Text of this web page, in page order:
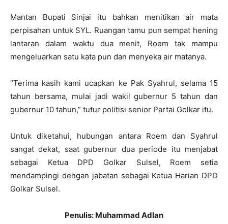
Mantan Bupati Sinjai itu bahkan menitikan air mata
perpisahan untuk SYL. Ruangan tamu pun sempat hening
lantaran dalam waktu dua menit, Roem tak mampu
mengeluarkan satu kata pun dan menyeka air matanya.
“Terima kasih kami ucapkan ke Pak Syahrul, selama 15
tahun bersama, mulai jadi wakil gubernur 5 tahun dan
gubernur 10 tahun,” tutur politisi senior Partai Golkar itu.
Untuk diketahui, hubungan antara Roem dan Syahrul
sangat dekat, saat gubernur dua periode itu menjabat
sebagai Ketua DPD Golkar Sulsel, Roem setia
mendampingi dengan jabatan sebagai Ketua Harian DPD
Golkar Sulsel.
Penulis: Muhammad Adlan